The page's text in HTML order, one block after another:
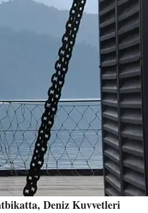
Deniz Kuvvetleri